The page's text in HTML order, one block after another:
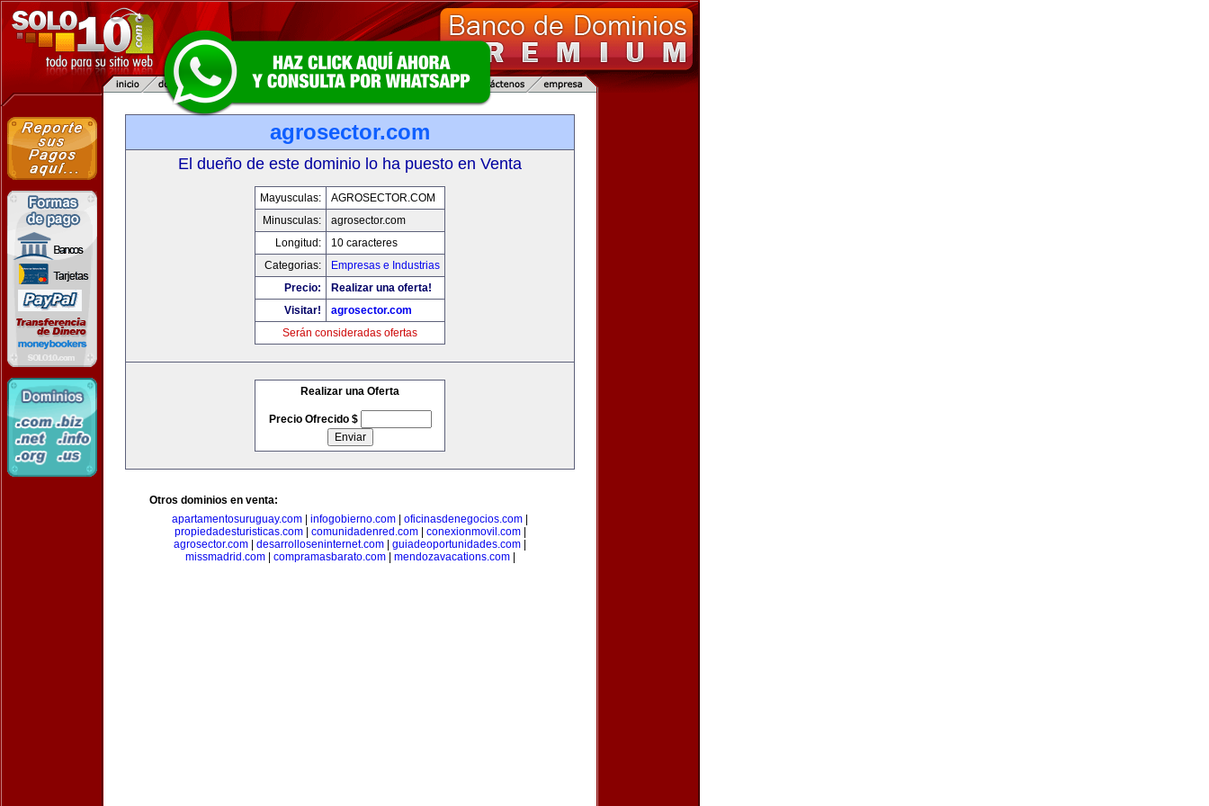
agrosector.com
El dueño de este dominio lo ha puesto en Venta
Mayusculas:
AGROSECTOR.COM
Minusculas:
agrosector.com
Longitud:
10 caracteres
Categorias:
Empresas e Industrias
Precio:
Realizar una oferta!
Visitar!
agrosector.com
Serán consideradas ofertas
Realizar una Oferta
Precio Ofrecido $
Otros dominios en venta:
apartamentosuruguay.com
infogobierno.com oficinasdenegocios.com
propiedadesturisticas.com| comunidadenred.com| conexionmovil.com|
agrosector.com
desarrolloseninternet.com guiadeoportunidades.com
missmadrid.com| compramasbarato.com| mendozavacations.com|